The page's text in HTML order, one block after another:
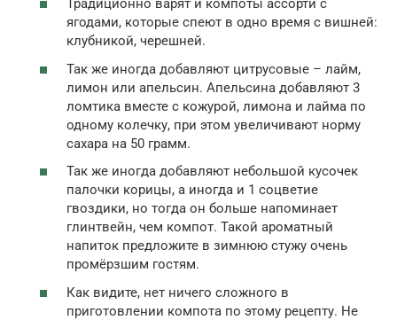
Традиционно варят и компоты ассорти с
ягодами, которые спеют в одно время с вишней:
клубникой, черешней.
Так же иногда добавляют цитрусовые – лайм,
лимон или апельсин. Апельсина добавляют 3
ломтика вместе с кожурой, лимона и лайма по
одному колечку, при этом увеличивают норму
сахара на 50 грамм.
Так же иногда добавляют небольшой кусочек
палочки корицы, а иногда и 1 соцветие
гвоздики, но тогда он больше напоминает
глинтвейн, чем компот. Такой ароматный
напиток предложите в зимнюю стужу очень
промёрзшим гостям.
Как видите, нет ничего сложного в
приготовлении компота по этому рецепту. Не